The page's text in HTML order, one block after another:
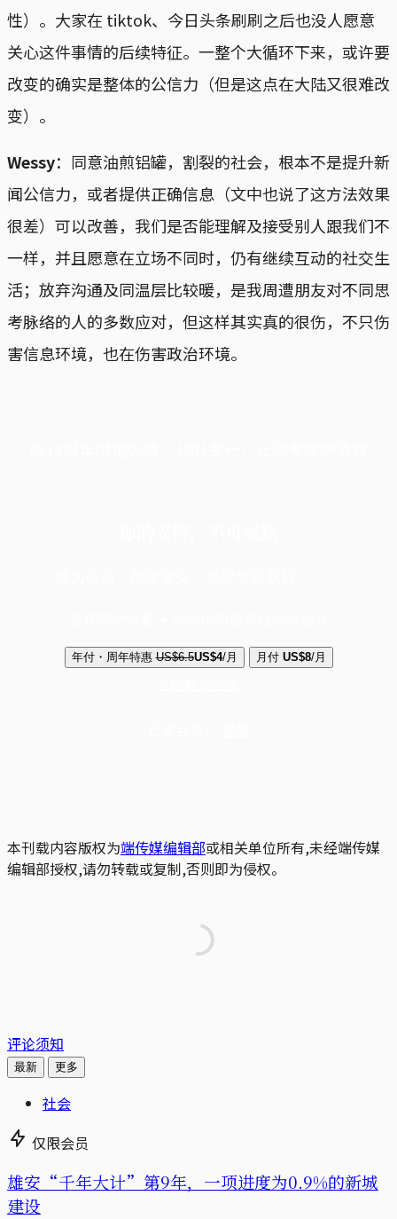
性）。大家在 tiktok、今日头条刷刷之后也没人愿意
关心这件事情的后续特征。一整个大循环下来，或许要
改变的确实是整体的公信力（但是这点在大陆又很难改
变）。
Wessy：同意油煎铝罐，割裂的社会，根本不是提升新
闻公信力，或者提供正确信息（文中也说了这方法效果
很差）可以改善，我们是否能理解及接受别人跟我们不
一样，并且愿意在立场不同时，仍有继续互动的社交生
活；放弃沟通及同温层比较暖，是我周遭朋友对不同思
考脉络的人的多数应对，但这样其实真的很伤，不只伤
害信息环境，也在伤害政治环境。
年付・周年特惠 US$6.5US$4/月 月付 US$8/月
本刊载内容版权为端传媒编辑部或相关单位所有,未经端传媒
编辑部授权,请勿转载或复制,否则即为侵权。
评论须知
最新 更多
社会
仅限会员
雄安“千年大计”第9年，一项进度为0.9%的新城
建设